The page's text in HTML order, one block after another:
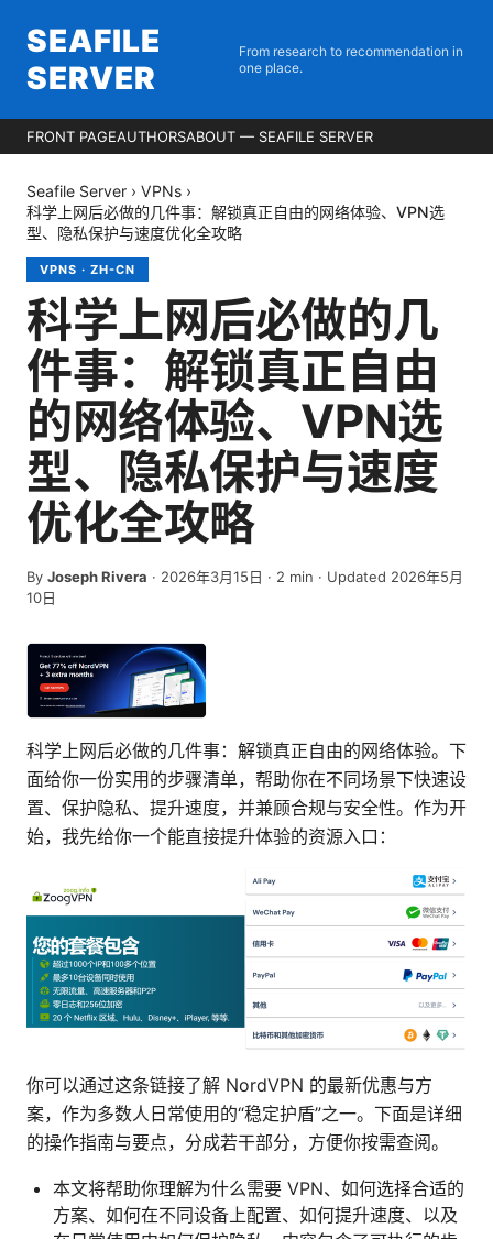
SEAFILE
SERVER
From research to recommendation in
one place.
FRONT PAGEAUTHORSABOUT — SEAFILE SERVER
Seafile Server › VPNs ›
科学上网后必做的几件事：解锁真正自由的网络体验、VPN选
型、隐私保护与速度优化全攻略
VPNS · ZH-CN
科学上网后必做的几
件事：解锁真正自由
的网络体验、VPN选
型、隐私保护与速度
优化全攻略
By Joseph Rivera · 2026年3月15日 · 2 min · Updated 2026年5月
10日
科学上网后必做的几件事：解锁真正自由的网络体验。下
面给你一份实用的步骤清单，帮助你在不同场景下快速设
置、保护隐私、提升速度，并兼顾合规与安全性。作为开
始，我先给你一个能直接提升体验的资源入口：
你可以通过这条链接了解 NordVPN 的最新优惠与方
案，作为多数人日常使用的“稳定护盾”之一。下面是详细
的操作指南与要点，分成若干部分，方便你按需查阅。
本文将帮助你理解为什么需要 VPN、如何选择合适的
方案、如何在不同设备上配置、如何提升速度、以及